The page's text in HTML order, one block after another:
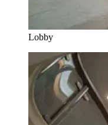
Lobby